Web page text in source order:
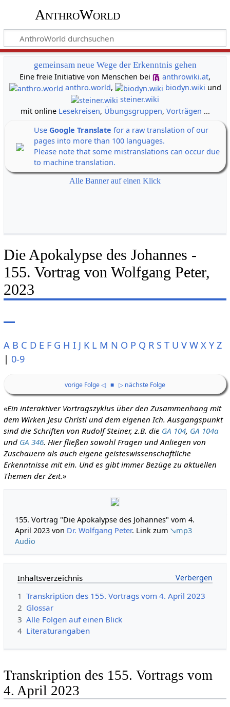
AnthroWorld
gemeinsam neue Wege der Erkenntnis gehen
Eine freie Initiative von Menschen bei
anthrowiki.at,
anthro.world, biodyn.wiki und
steiner.wiki
mit online Lesekreisen, Übungsgruppen, Vorträgen ...
Use Google Translate for a raw translation of our
pages into more than 100 languages.
Please note that some mistranslations can occur due
to machine translation.
Alle Banner auf einen Klick
Die Apokalypse des Johannes -
155. Vortrag von Wolfgang Peter,
2023
A B C D E F G H I J K L M N O P Q R S T U V W X Y Z
| 0-9
vorige Folge ◁ ■ ▷ nächste Folge
«Ein interaktiver Vortragszyklus über den Zusammenhang mit
dem Wirken Jesu Christi und dem eigenen Ich. Ausgangspunkt
sind die Schriften von Rudolf Steiner, z.B. die GA 104, GA 104a
und GA 346. Hier fließen sowohl Fragen und Anliegen von
Zuschauern als auch eigene geisteswissenschaftliche
Erkenntnisse mit ein. Und es gibt immer Bezüge zu aktuellen
Themen der Zeit.»
155. Vortrag "Die Apokalypse des Johannes" vom 4.
April 2023 von Dr. Wolfgang Peter. Link zum↘mp3
Audio
Inhaltsverzeichnis
1 Transkription des 155. Vortrags vom 4. April 2023
2 Glossar
3 Alle Folgen auf einen Blick
4 Literaturangaben
Transkription des 155. Vortrags vom
4. April 2023